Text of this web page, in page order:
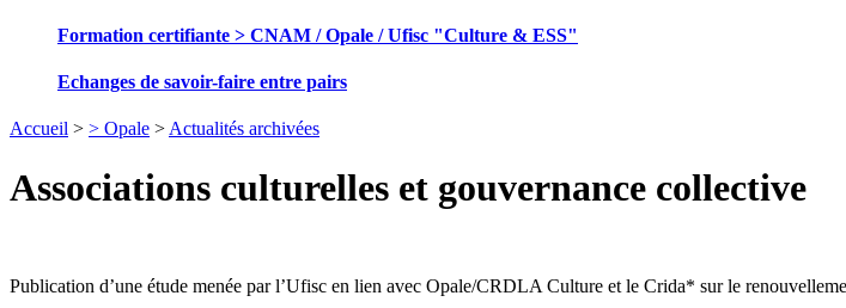
Formation certifiante > CNAM / Opale / Ufisc "Culture & ESS"
Echanges de savoir-faire entre pairs
Accueil > > Opale >Actualités archivées
Associations culturelles et gouvernance collective
Publication d’une étude menée par l’Ufisc en lien avec Opale/CRDLA Culture et le Crida* sur le